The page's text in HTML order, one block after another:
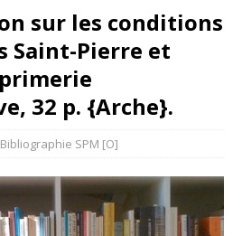
sur les conditions
Saint-Pierre et
32 p. {Arche}.
Bibliographie SPM [O]